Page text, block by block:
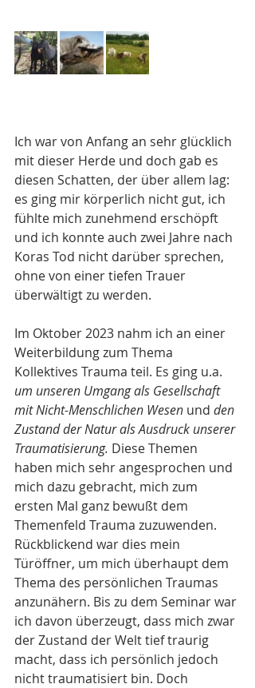
Ich war von Anfang an sehr glücklich
mit dieser Herde und doch gab es
diesen Schatten, der über allem lag:
es ging mir körperlich nicht gut, ich
fühlte mich zunehmend erschöpft
und ich konnte auch zwei Jahre nach
Koras Tod nicht darüber sprechen,
ohne von einer tiefen Trauer
überwältigt zu werden.
Im Oktober 2023 nahm ich an einer
Weiterbildung zum Thema
Kollektives Trauma teil. Es ging u.a.
um unseren Umgang als Gesellschaft
mit Nicht-Menschlichen Wesen und den
Zustand der Natur als Ausdruck unserer
Traumatisierung. Diese Themen
haben mich sehr angesprochen und
mich dazu gebracht, mich zum
ersten Mal ganz bewußt dem
Themenfeld Trauma zuzuwenden.
Rückblickend war dies mein
Türöffner, um mich überhaupt dem
Thema des persönlichen Traumas
anzunähern. Bis zu dem Seminar war
ich davon überzeugt, dass mich zwar
der Zustand der Welt tief traurig
macht, dass ich persönlich jedoch
nicht traumatisiert bin. Doch